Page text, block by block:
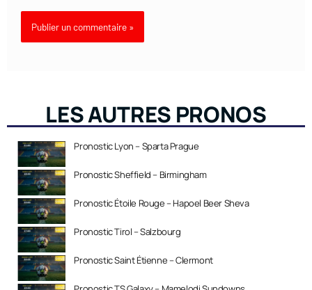
LES AUTRES PRONOS
Pronostic Lyon – Sparta Prague
Pronostic Sheffield – Birmingham
Pronostic Étoile Rouge – Hapoel Beer Sheva
Pronostic Tirol – Salzbourg
Pronostic Saint Étienne – Clermont